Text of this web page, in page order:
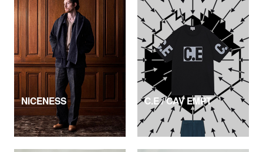
NICENESS C.E / CAV EMPT